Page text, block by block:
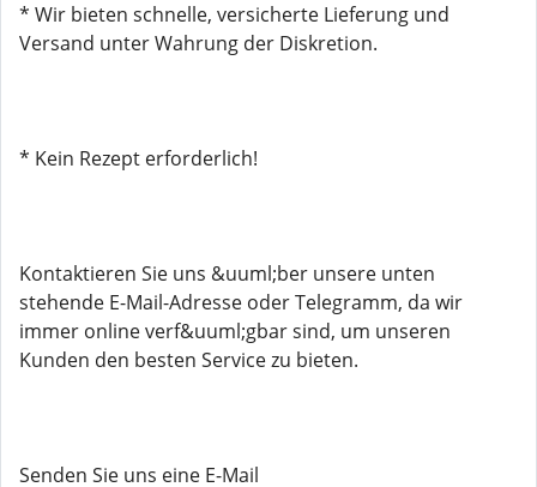
* Wir bieten schnelle, versicherte Lieferung und
Versand unter Wahrung der Diskretion.
* Kein Rezept erforderlich!
Kontaktieren Sie uns &uuml;ber unsere unten
stehende E-Mail-Adresse oder Telegramm, da wir
immer online verf&uuml;gbar sind, um unseren
Kunden den besten Service zu bieten.
Senden Sie uns eine E-Mail